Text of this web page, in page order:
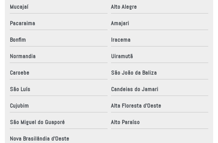
Mucajaí Alto Alegre
Pacaraima Amajari
Bonfim Iracema
Normandia Uiramutã
Caroebe São João da Baliza
São Luís Candeias do Jamari
Cujubim Alta Floresta d'Oeste
São Miguel do Guaporé Alto Paraíso
Nova Brasilândia d'Oeste